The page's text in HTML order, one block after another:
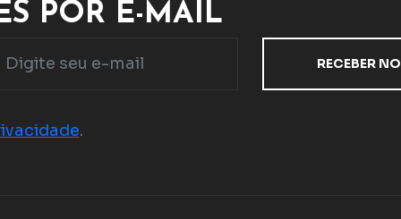
POR E-MAIL
.